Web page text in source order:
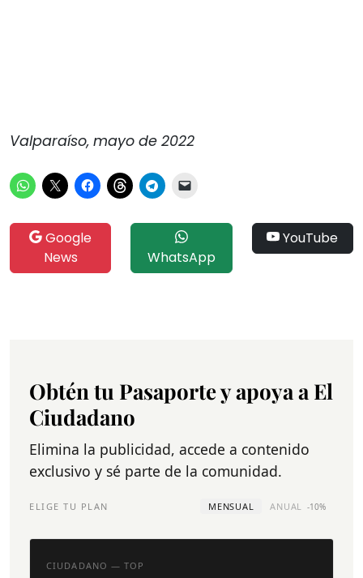
Valparaíso, mayo de 2022
Google
News
WhatsApp
YouTube
Obtén tu Pasaporte y apoya a El
Ciudadano
Elimina la publicidad, accede a contenido
exclusivo y sé parte de la comunidad.
ELIGE TU PLAN MENSUAL ANUAL -10%
CIUDADANO — TOP